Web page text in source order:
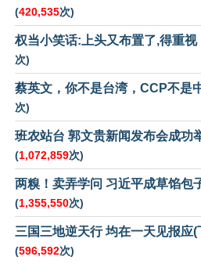
(420,535次)
权当小笑话:上头又布置了,得重视
次)
蔡英文，你不是台湾，CCP不是
次)
班农站台 郭文贵新闻发布会成功
(1,072,859次)
两糗！卖弄学问 习近平成草馅包
(1,355,550次)
三国三地逆天行 均在一天见报应(
(596,592次)